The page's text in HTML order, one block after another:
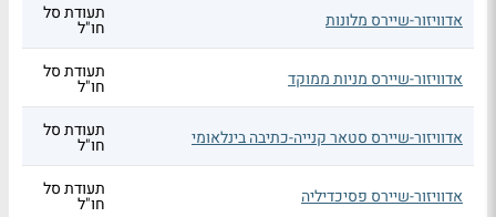
אדוויזור-שיירס מלונות תעודת סל
חו"ל
אדוויזור-שיירס מניות ממוקד תעודת סל
חו"ל
אדוויזור-שיירס סטאר קנייה-כתיבה בינלאומי תעודת סל
חו"ל
אדוויזור-שיירס פסיכדיליה תעודת סל
חו"ל